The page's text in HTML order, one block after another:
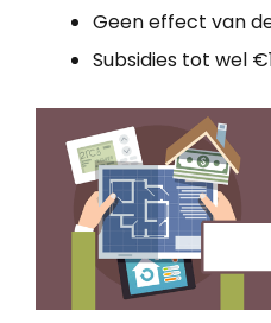
Geen effect van
Subsidies tot wel